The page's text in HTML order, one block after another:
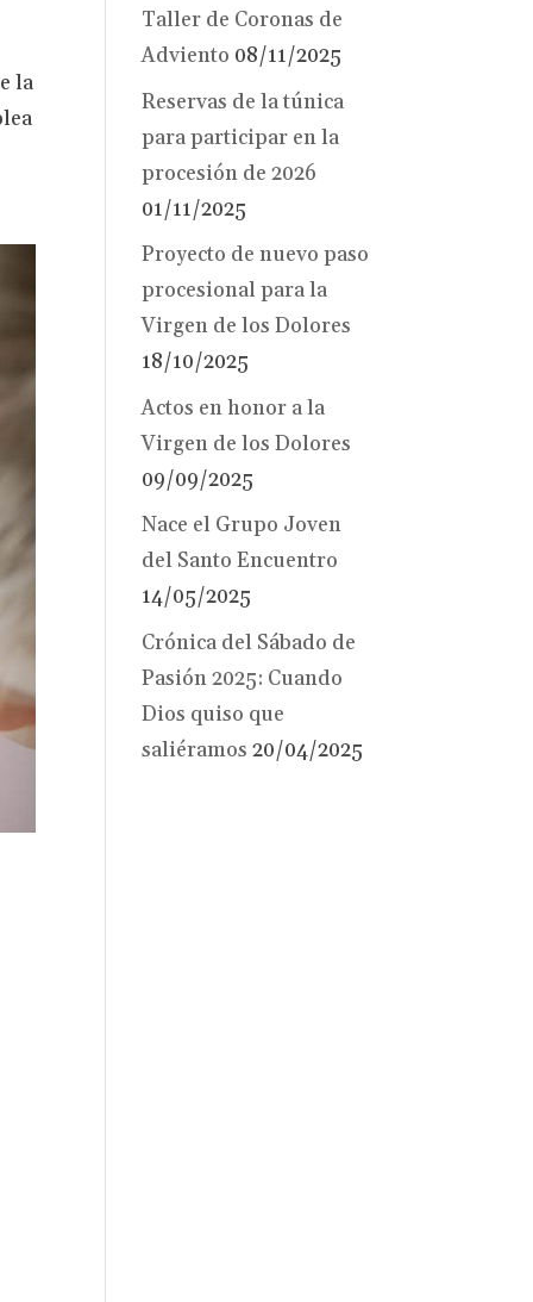
la
Taller de Coronas de
Adviento 08/11/2025
Reservas de la túnica
para participar en la
procesión de 2026
01/11/2025
Proyecto de nuevo paso
procesional para la
Virgen de los Dolores
18/10/2025
Actos en honor a la
Virgen de los Dolores
09/09/2025
Nace el Grupo Joven
del Santo Encuentro
14/05/2025
Crónica del Sábado de
Pasión 2025: Cuando
Dios quiso que
saliéramos 20/04/2025